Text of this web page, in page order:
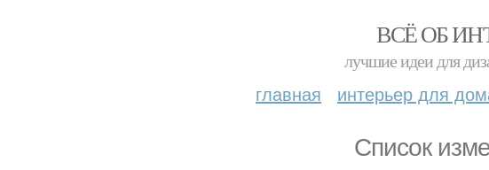
ВСЁ ОБ
лучшие идеи для
главная интерьер для
Список